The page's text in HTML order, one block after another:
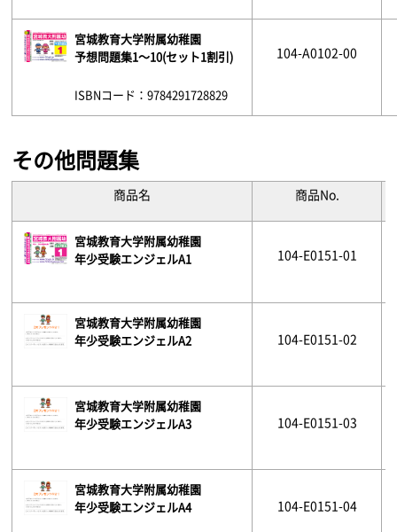
宮城教育大学附属幼稚園
予想問題集1～10(セット1割引)
ISBNコード：9784291728829
104-A0102-00
その他問題集
商品名 商品No.
宮城教育大学附属幼稚園
年少受験エンジェルA1
104-E0151-01
宮城教育大学附属幼稚園
年少受験エンジェルA2
104-E0151-02
宮城教育大学附属幼稚園
年少受験エンジェルA3
104-E0151-03
宮城教育大学附属幼稚園
年少受験エンジェルA4
104-E0151-04